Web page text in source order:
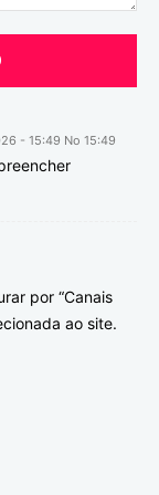
- 15:49 No 15:49
por “Canais
ao site.